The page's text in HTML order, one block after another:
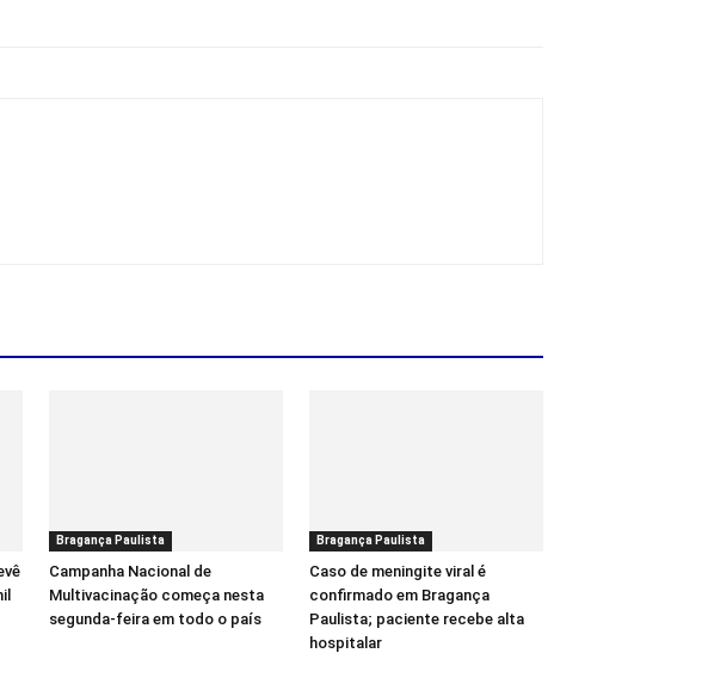
Bragança Paulista
Campanha Nacional de
Multivacinação começa nesta
segunda-feira em todo o país
Bragança Paulista
Caso de meningite viral é
confirmado em Bragança
Paulista; paciente recebe alta
hospitalar